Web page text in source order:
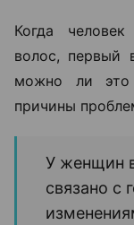
Когда
волос, первый
можно ли это
причины
У женщин
связано с